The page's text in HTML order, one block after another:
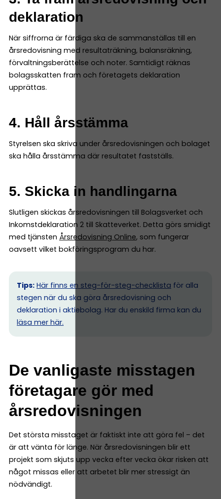
deklaration
När siffrorna är färdiga ska de sammanställas till en
årsredovisning med resultaträkning, balansräkning,
förvaltningsberättelse och noter. Samtidigt räknas
bolagsskatten fram och företagets deklaration
upprättas.
4. Håll årsstämma
Styrelsen ska skriva under årsredovisningen och bolaget
ska hålla årsstämma där resultatet fastställs.
5. Skicka in handlingarna
Slutligen skickas årsredovisningen till Bolagsverket och
Inkomstdeklaration 2 till Skatteverket. Detta görs smidigt
med tjänsten Årsredovisning Online, som fungerar
oavsett vilket bokföringsprogram du har.
Tips: Här finns en steg-för-steg-checklista för alla
stegen när du ska göra årsredovisning och
deklaration i aktiebolag. Har du enskild firma kan du
läsa mer här.
De vanligaste misstagen
företagare gör med
årsredovisningen
Det största misstaget är faktiskt inte att göra fel – det
är att vänta för länge. När årsredovisningen blir ett
projekt som skjuts upp vecka efter vecka ökar risken att
något missas eller att arbetet blir mer stressigt än
nödvändigt.